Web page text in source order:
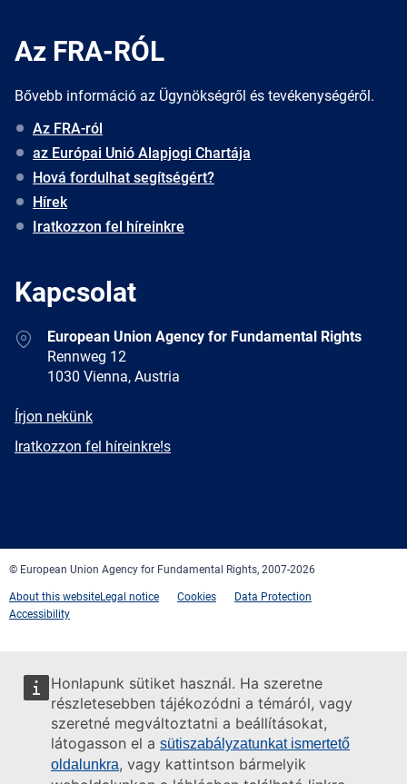
Honlapunk sütiket használ. Ha szeretne
részletesebben tájékozódni a témáról, vagy
szeretné megváltoztatni a beállításokat,
látogasson el a sütiszabályzatunkat ismertető
oldalunkra, vagy kattintson bármelyik
Az FRA-RÓL
Bővebb információ az Ügynökségről és tevékenységéről.
Az FRA-ról
az Európai Unió Alapjogi Chartája
Hová fordulhat segítségért?
Hírek
Iratkozzon fel híreinkre
Kapcsolat
AddressEuropean Union Agency for Fundamental Rights
Rennweg 12
1030 Vienna, Austria
E-
Írjon nekünk
Newsletter
Iratkozzon fel híreinkre!s
© European Union Agency for Fundamental Rights, 2007-2026
About this websiteLegal notice Cookies
Data Protection
Accessibility